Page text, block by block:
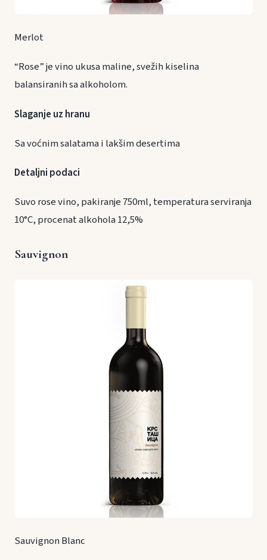
Merlot
“Rose” je vino ukusa maline, svežih kiselina
balansiranih sa alkoholom.
Slaganje uz hranu
Sa voćnim salatama i lakšim desertima
Detaljni podaci
Suvo rose vino, pakiranje 750ml, temperatura serviranja
10°C, procenat alkohola 12,5%
Sauvignon
Sauvignon Blanc